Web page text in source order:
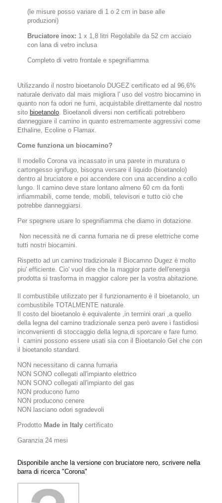
(le misure posso variare di 1 o 2 cm in base alle
produzioni)
Bruciatore inox: 1 x 1,8 litri Regolabile da 52 cm acciaio
con lana di vetro inclusa
Completo di vetro frontale e spegnifiamma
Utilizzando il nostro bioetanolo DUGEZ certificato ed al 96,6%
naturale derivato dal mais migliora l' uso del vostro biocamino in
quanto non fa odori ne fumi, acquistabile direttamente dal nostro
sito bioetanolo. Bioetanoli diversi non certificati potrebbero
danneggiare il camino in quanto estremamente aggressivi come
Ethaline, Ecoline o Flamax.
Come funziona un biocamino?
Il modello Corona va incassato in una parete in muratura o
cartongesso ignifugo, bisogna versare il liquido (bioetanolo)
dentro al bruciatore e poi accendere con una accendino a collo
lungo. Il camino deve stare lontano almeno 60 cm da fonti
infiammabili, come tende, mobili, televisori e tutto ciò che
potrebbe danneggiarsi.
Per spegnere usare lo spegnifiamma che diamo in dotazione.
Non necessità ne di canna fumaria ne di prese elettriche come
tutti nostri biocamini.
Rispetto ad un camino tradizionale il Biocamno Dugez è molto
piu' efficiente. Cio' vuol dire che la maggior parte dell'energia
prodotta si trasforma in maggior calore per la vostra abitazione.
Il combustibile utilizzato per il funzionamento è il bioetanolo, un
combustibile TOTALMENTE naturale.
Il costo del bioetanolo è equivalente ,in termini orari ,a quello
della legna del camino tradizionale senza però avere i fastidiosi
inconvenienti di stoccaggio della legna,di sporcare e fare fumo.
I camini possono essere usati sia con il Bioetanolo Gel che con
il bioetanolo standard.
NON necessitano di canna fumaria
NON SONO collegati all'impianto elettrico
NON SONO collegati all'impianto del gas
NON producono fumo
NON producono cenere
NON lasciano odori sgradevoli
Prodotto Made in Italy certificato
Garanzia 24 mesi
Disponibile anche la versione con bruciatore nero, scrivere nella
barra di ricerca "Corona"